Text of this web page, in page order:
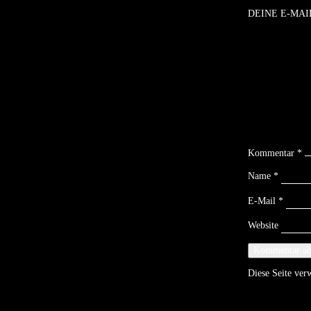
DEINE E-
Kommentar *
Name *
E-Mail *
Website
Diese Seite